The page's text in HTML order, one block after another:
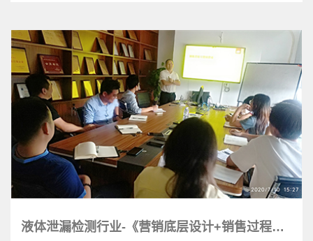
液体泄漏检测行业-《营销底层设计+销售过程管理》<